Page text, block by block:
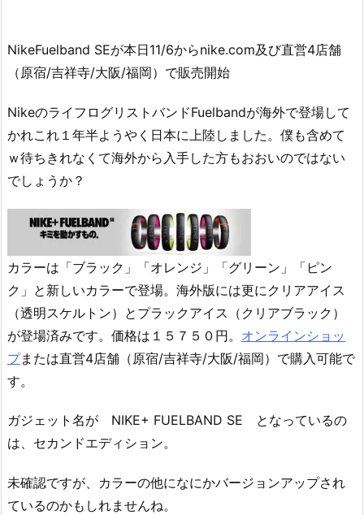
NikeFuelband SEが本日11/6からnike.com及び直営4店舗
（原宿/吉祥寺/大阪/福岡）で販売開始
NikeのライフログリストバンドFuelbandが海外で登場して
かれこれ１年半ようやく日本に上陸しました。僕も含めて
ｗ待ちきれなくて海外から入手した方もおおいのではない
でしょうか？
カラーは「ブラック」「オレンジ」「グリーン」「ピン
ク」と新しいカラーで登場。海外版には更にクリアアイス
（透明スケルトン）とプラックアイス（クリアブラック）
が登場済みです。価格は１５７５０円。 オンラインショッ
プまたは直営4店舗（原宿/吉祥寺/大阪/福岡）で購入可能で
す。
ガジェット名が NIKE+ FUELBAND SE となっているの
は、セカンドエディション。
未確認ですが、カラーの他になにかバージョンアップされ
ているのかもしれませんね。